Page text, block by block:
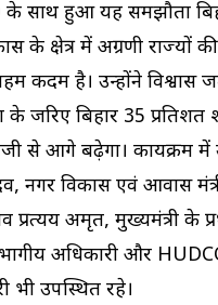
के साथ हुआ यह समझौता
के क्षेत्र में अग्रणी राज्यों
कदम है। उन्होंने विश्वास
के जरिए बिहार 35
से आगे बढ़ेगा। कार्यक्रम में
नगर विकास एवं आवास
प्रत्यय अमृत, मुख्यमंत्री के
अधिकारी और
भी उपस्थित रहे।